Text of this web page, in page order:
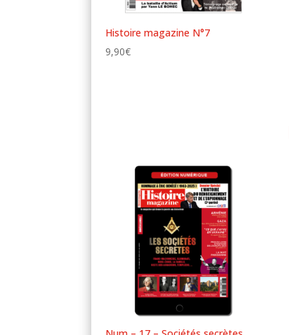
Histoire magazine N°7
9,90€